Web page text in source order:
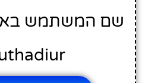
שם המשתמש